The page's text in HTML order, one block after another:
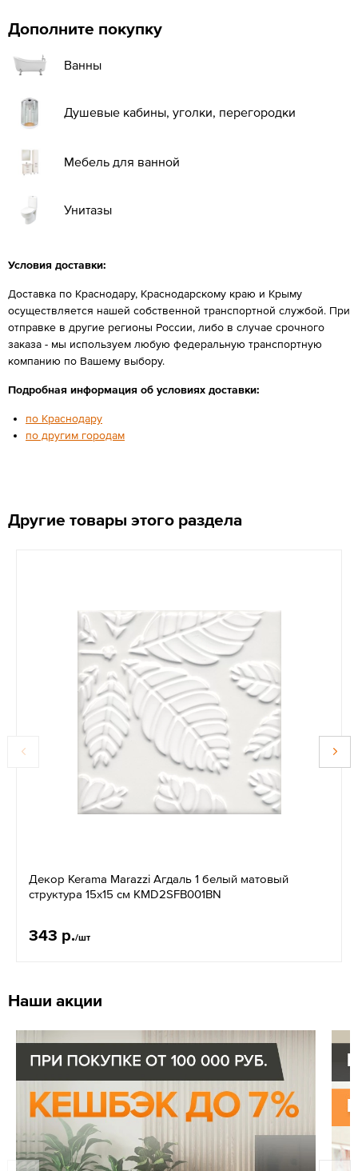
Дополните покупку
Ванны
Душевые кабины, уголки, перегородки
Мебель для ванной
Унитазы
Условия доставки:
Доставка по Краснодару, Краснодарскому краю и Крыму
осуществляется нашей собственной транспортной службой. При
отправке в другие регионы России, либо в случае срочного
заказа - мы используем любую федеральную транспортную
компанию по Вашему выбору.
Подробная информация об условиях доставки:
по Краснодару
по другим городам
Другие товары этого раздела
Декор Kerama Marazzi Агдаль 1 белый матовый
структура 15x15 см KMD2SFB001BN
343 р./шт
Наши акции